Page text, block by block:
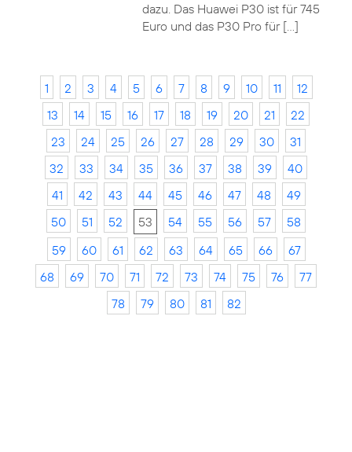
dazu. Das Huawei P30 ist für 745
Euro und das P30 Pro für […]
1 2 3 4 5 6 7 8 9 10 11
12
13
14 15 16 17 18 19 20 21
22
23
24 25 26 27 28 29 30
31
32
33 34 35 36 37 38 39
40
41
42 43 44 45 46 47 48
49
50
51 52 53 54 55 56 57
58
59
60 61 62 63 64 65 66
67
68
69 70 71 72 73 74 75 76
77
78
79 80 81 82